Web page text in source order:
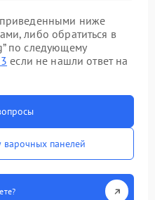
ниже
либо обратиться в
по следующему
если не нашли ответ на
панелей